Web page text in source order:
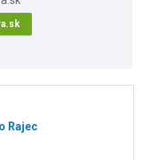
Rajec